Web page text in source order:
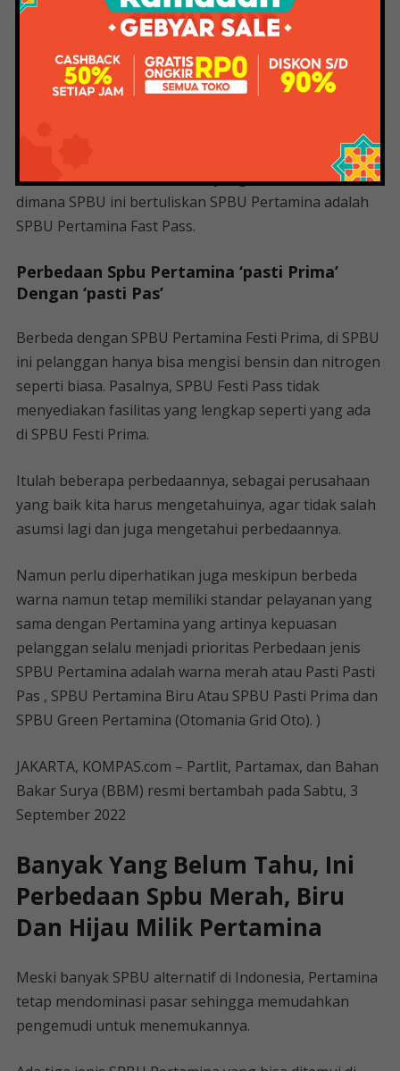
food, mushola, toilet, dll.
Selain melihat fasilitasnya, kita juga bisa melihat
perbedaan dari bawah SPBU hijau Pasti Prima, dimana
Lebih ke bawah adalah SPBU yang berkolom merah
dimana SPBU ini bertuliskan SPBU Pertamina adalah
SPBU Pertamina Fast Pass.
Perbedaan Spbu Pertamina ‘pasti Prima’
Dengan ‘pasti Pas’
Berbeda dengan SPBU Pertamina Festi Prima, di SPBU
ini pelanggan hanya bisa mengisi bensin dan nitrogen
seperti biasa. Pasalnya, SPBU Festi Pass tidak
menyediakan fasilitas yang lengkap seperti yang ada
di SPBU Festi Prima.
Itulah beberapa perbedaannya, sebagai perusahaan
yang baik kita harus mengetahuinya, agar tidak salah
asumsi lagi dan juga mengetahui perbedaannya.
Namun perlu diperhatikan juga meskipun berbeda
warna namun tetap memiliki standar pelayanan yang
sama dengan Pertamina yang artinya kepuasan
pelanggan selalu menjadi prioritas Perbedaan jenis
SPBU Pertamina adalah warna merah atau Pasti Pasti
Pas , SPBU Pertamina Biru Atau SPBU Pasti Prima dan
SPBU Green Pertamina (Otomania Grid Oto). )
JAKARTA, KOMPAS.com – Partlit, Partamax, dan Bahan
Bakar Surya (BBM) resmi bertambah pada Sabtu, 3
September 2022
Banyak Yang Belum Tahu, Ini
Perbedaan Spbu Merah, Biru
Dan Hijau Milik Pertamina
Meski banyak SPBU alternatif di Indonesia, Pertamina
tetap mendominasi pasar sehingga memudahkan
pengemudi untuk menemukannya.